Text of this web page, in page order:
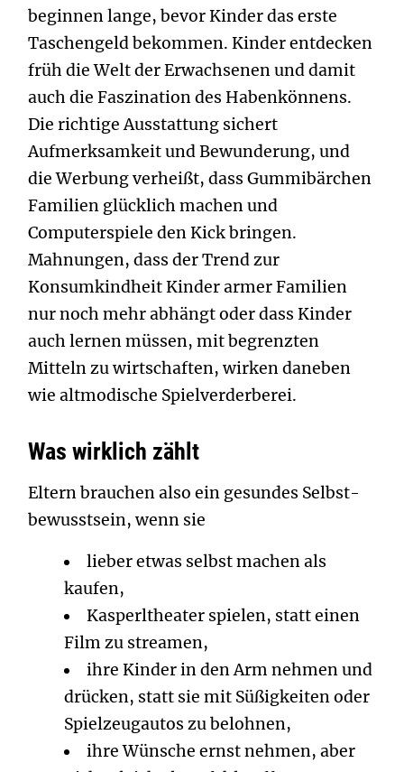
beginnen lange, bevor Kinder das erste
Taschengeld bekommen. Kinder entdecken
früh die Welt der Erwachsenen und damit
auch die Faszination des Habenkönnens.
Die richtige Ausstattung sichert
Aufmerksamkeit und Bewunderung, und
die Werbung verheißt, dass Gummibärchen
Familien glücklich machen und
Computerspiele den Kick bringen.
Mahnungen, dass der Trend zur
Konsumkindheit Kinder armer Familien
nur noch mehr abhängt oder dass Kinder
auch lernen müssen, mit begrenzten
Mitteln zu wirtschaften, wirken daneben
wie altmodische Spielverderberei.
Was wirklich zählt
Eltern brauchen also ein gesundes Selbst­
bewusstsein, wenn sie
lieber etwas selbst machen als
kaufen,
Kasperltheater spielen, statt einen
Film zu streamen,
ihre Kinder in den Arm nehmen und
drücken, statt sie mit Süßigkeiten oder
Spielzeugautos zu belohnen,
ihre Wünsche ernst nehmen, aber